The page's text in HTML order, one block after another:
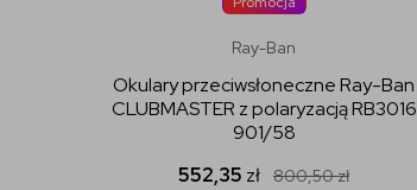
Ray-Ban
Okulary przeciwsłoneczne Ray-Ban
CLUBMASTER z polaryzacją RB3016
901/58
552,35 zł 800,50zł